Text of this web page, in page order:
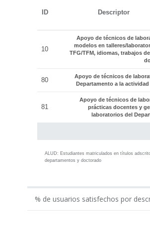
ID Descriptor
10
Apoyo de técnicos de
modelos en talleres/
TFG/TFM, idiomas, trabajos
80
Apoyo de técnicos de
Departamento a la actividad
81
Apoyo de técnicos de
prácticas docentes y
laboratorios del
ALUD: Estudiantes matriculados en títulos
departamentos y doctorado
% de usuarios satisfechos por